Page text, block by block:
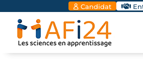
Candidat